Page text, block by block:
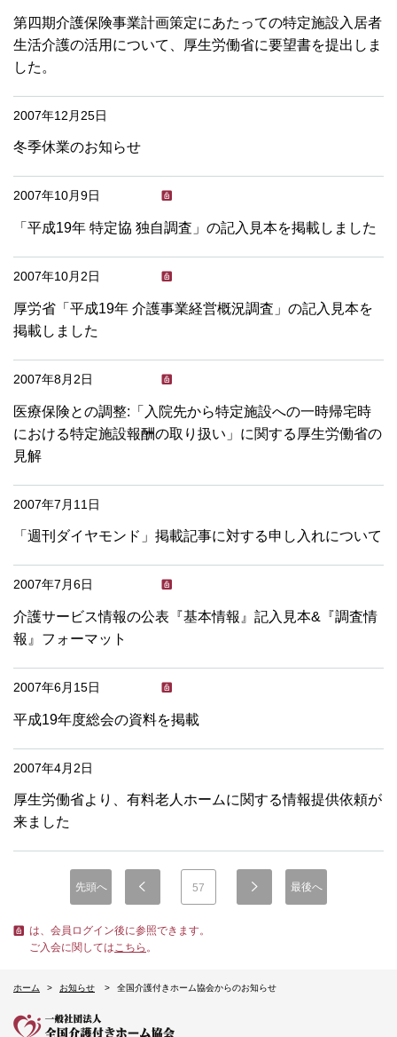
第四期介護保険事業計画策定にあたっての特定施設入居者
生活介護の活用について、厚生労働省に要望書を提出しま
した。
2007年12月25日
冬季休業のお知らせ
2007年10月9日
「平成19年 特定協 独自調査」の記入見本を掲載しました
2007年10月2日
厚労省「平成19年 介護事業経営概況調査」の記入見本を
掲載しました
2007年8月2日
医療保険との調整:「入院先から特定施設への一時帰宅時
における特定施設報酬の取り扱い」に関する厚生労働省の
見解
2007年7月11日
「週刊ダイヤモンド」掲載記事に対する申し入れについて
2007年7月6日
介護サービス情報の公表『基本情報』記入見本&『調査情
報』フォーマット
2007年6月15日
平成19年度総会の資料を掲載
2007年4月2日
厚生労働省より、有料老人ホームに関する情報提供依頼が
来ました
先頭へ 57 最後へ
は、会員ログイン後に参照できます。
ご入会に関してはこちら 。
ホーム お知らせ 全国介護付きホーム協会からのお知らせ